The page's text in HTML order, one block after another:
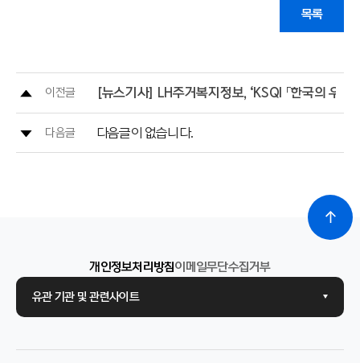
목록
이전글 [뉴스기사] LH주거복지정보, ‘KSQI 「한국의 우수
다음글 다음글이 없습니다.
개인정보처리방침이메일무단수집거부
유관 기관 및 관련사이트